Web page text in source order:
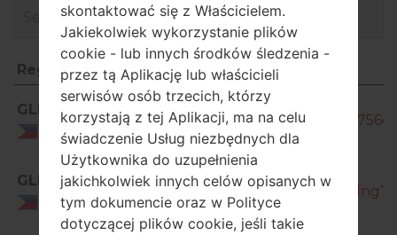
Region
Nazwa pliku
Region
Nazwa pliku
GLB
Philippines
SM-
GLB
Philippines
SM-
skontaktować się z Właścicielem.
Jakiekolwiek wykorzystanie plików
cookie - lub innych środków śledzenia -
przez tą Aplikację lub właścicieli
serwisów osób trzecich, którzy
korzystają z tej Aplikacji, ma na celu
świadczenie Usług niezbędnych dla
Użytkownika do uzupełnienia
jakichkolwiek innych celów opisanych w
tym dokumencie oraz w Polityce
dotyczącej plików cookie, jeśli takie